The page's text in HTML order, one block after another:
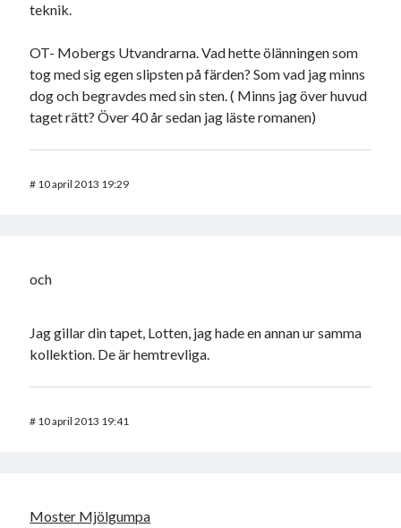
teknik.
OT- Mobergs Utvandrarna. Vad hette ölänningen som
tog med sig egen slipsten på färden? Som vad jag minns
dog och begravdes med sin sten. ( Minns jag över huvud
taget rätt? Över 40 år sedan jag läste romanen)
# 10 april 2013 19:29
och
Jag gillar din tapet, Lotten, jag hade en annan ur samma
kollektion. De är hemtrevliga.
# 10 april 2013 19:41
Moster Mjölgumpa